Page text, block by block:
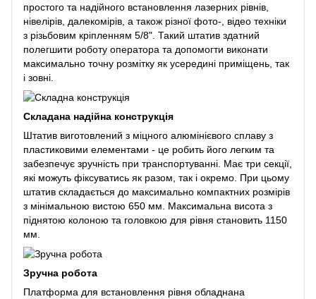
простого та надійного встановлення лазерних рівнів,
нівелірів, далекомірів, а також різної фото-, відео техніки
з різьбовим кріпленням 5/8". Такий штатив здатний
полегшити роботу оператора та допомогти виконати
максимально точну розмітку як усередині приміщень, так
і зовні.
Складана надійна конструкція
Штатив виготовлений з міцного алюмінієвого сплаву з
пластиковими елементами - це робить його легким та
забезпечує зручність при транспортуванні. Має три секції,
які можуть фіксуватись як разом, так і окремо. При цьому
штатив складається до максимально компактних розмірів
з мінімальною вистою 650 мм. Максимальна висота з
піднятою колоною та головкою для рівня становить 1150
мм.
Зручна робота
Платформа для встановлення рівня обладнана